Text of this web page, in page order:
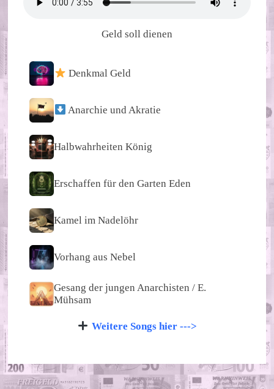
Geld soll dienen
Denkmal Geld
Anarchie und Akratie
Halbwahrheiten König
Erschaffen für den Garten Eden
Kamel im Nadelöhr
Vorhang aus Nebel
Gesang der jungen Anarchisten / E.
Mühsam
Weitere Songs hier --->